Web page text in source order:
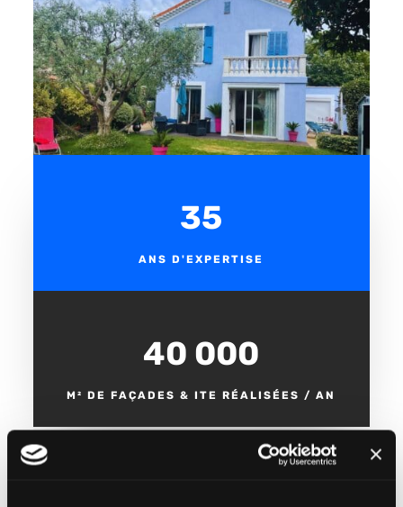
35
ANS D'EXPERTISE
40 000
M² DE FAÇADES & ITE RÉALISÉES / AN